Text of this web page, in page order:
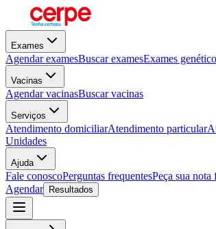
Exames
Agendar examesBuscar examesExames
Vacinas
Agendar vacinasBuscar vacinas
Serviços
Atendimento domiciliarAtendimento particular
Unidades
Ajuda
Fale conoscoPerguntas frequentesPeça sua nota
Agendar
Resultados